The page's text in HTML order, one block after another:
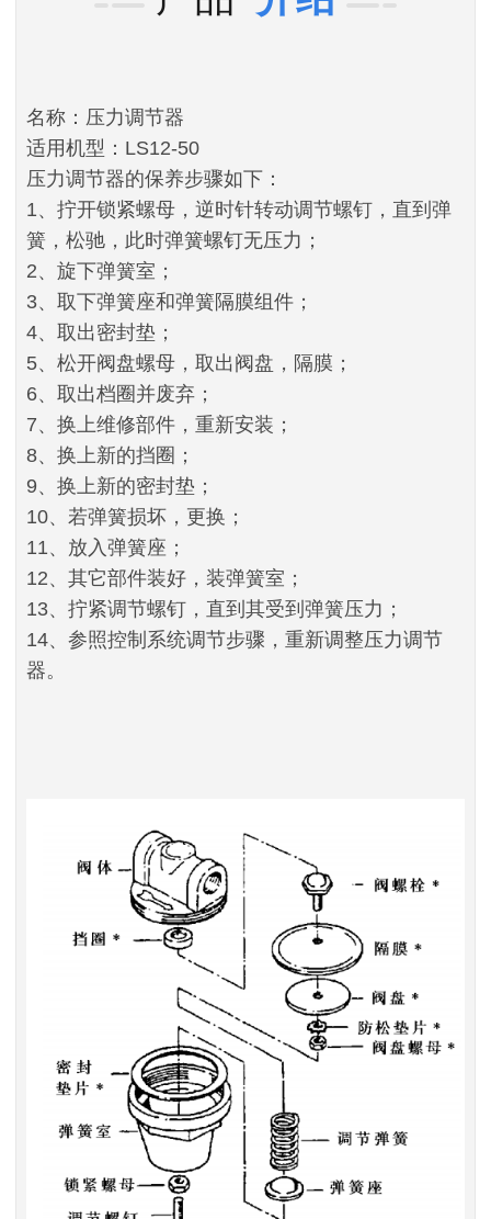
名称：压力调节器
适用机型：LS12-50
压力调节器的保养步骤如下：
1、拧开锁紧螺母，逆时针转动调节螺钉，直到弹
簧，松驰，此时弹簧螺钉无压力；
2、旋下弹簧室；
3、取下弹簧座和弹簧隔膜组件；
4、取出密封垫；
5、松开阀盘螺母，取出阀盘，隔膜；
6、取出档圈并废弃；
7、换上维修部件，重新安装；
8、换上新的挡圈；
9、换上新的密封垫；
10、若弹簧损坏，更换；
11、放入弹簧座；
12、其它部件装好，装弹簧室；
13、拧紧调节螺钉，直到其受到弹簧压力；
14、参照控制系统调节步骤，重新调整压力调节
器。